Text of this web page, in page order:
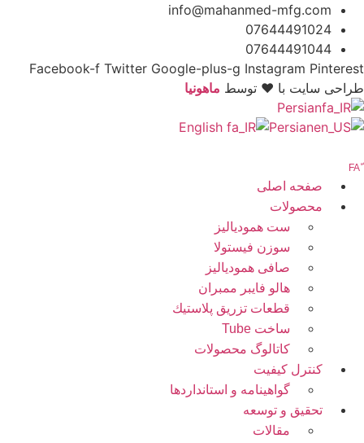
info@mahanmed-mfg.com
07644491024
07644491044
Facebook-f Twitter Google-plus-g Instagram Pinterest
طراحی سایت با ♥️ توسط ماهونیا
Persian
English
Persian
صفحه اصلی
محصولات
ست همودیالیز
سوزن فیستولا
صافی همودیالیز
هالو فایبر ممبران
قطعات تزريق پلاستيك
ساخت Tube
کاتالوگ محصولات
کنترل کیفیت
گواهينامه و استانداردها
تحقيق و توسعه
مقالات